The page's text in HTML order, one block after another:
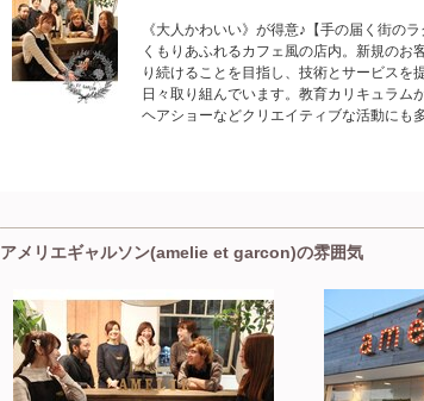
《大人かわいい》が得意♪【手の届く街の
くもりあふれるカフェ風の店内。新規のお
り続けることを目指し、技術とサービスを
日々取り組んでいます。教育カリキュラ
ヘアショーなどクリエイティブな活動にも
アメリエギャルソン(amelie et garcon)の雰囲気